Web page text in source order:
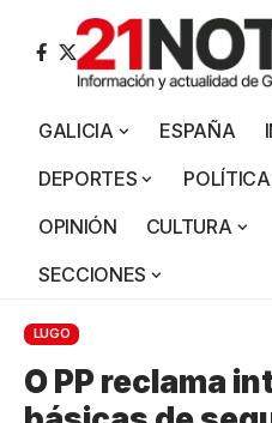
GALICIA ESPAÑA
DEPORTES
POLÍTICA
OPINIÓN
CULTURA
SECCIONES
LUGO
O PP reclama